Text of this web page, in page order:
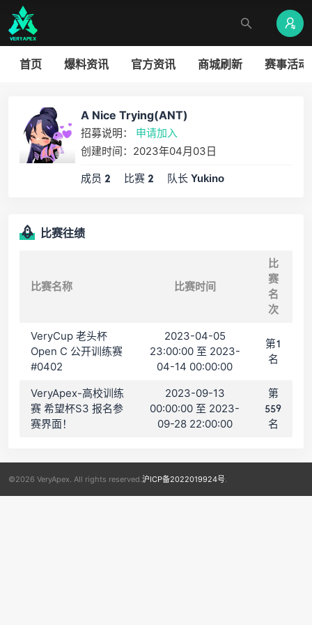
首页 爆料资讯 官方资讯 商城刷新 赛事活动
A Nice Trying(ANT)
招募说明： 申请加入
创建时间：2023年04月03日
成员 2 比赛 2 队长 Yukino
比赛往绩
比赛名称 比赛时间
比
赛
名
次
VeryCup 老头杯
Open C 公开训练赛
#0402
2023-04-05
23:00:00 至 2023-
04-14 00:00:00
第1
名
VeryApex-高校训练
赛 希望杯S3 报名参
赛界面！
2023-09-13
00:00:00 至 2023-
09-28 22:00:00
第
559
名
©2026 VeryApex. All rights reserved. 沪ICP备2022019924号